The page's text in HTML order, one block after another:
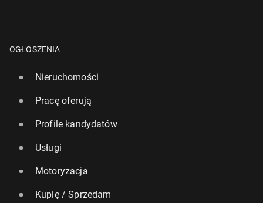
OGŁOSZENIA
Nieruchomości
Pracę oferują
Profile kandydatów
Usługi
Motoryzacja
Kupię / Sprzedam